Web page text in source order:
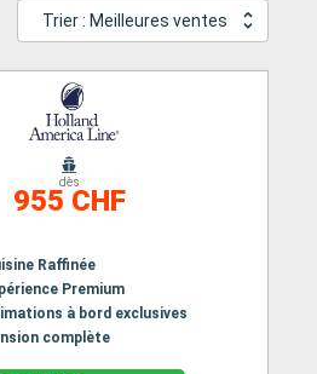
Trier : Meilleures ventes
dès
955 CHF
Raffinée
Premium
à bord exclusives
complète